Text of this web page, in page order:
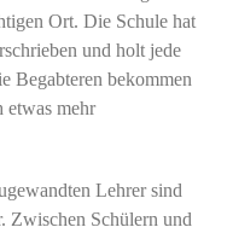
Ort. Die Schule hat
und holt jede
Begabteren bekommen
etwas mehr
Lehrer sind
Zwischen Schülern und